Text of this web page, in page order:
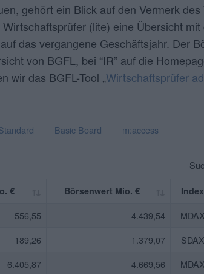
gehört ein Blick auf den Vermerk
(lite) eine Übersicht
das vergangene Geschäftsjahr. Der
von BGFL, bei “IR” auf die
wir das BGFL-Tool „Wirtschaftsprüfer
Basic Board m:access
€ Börsenwert Mio. € Index
556,55 4.439,54 MDAX
189,26 1.379,07 SDAX
6.405,87 4.669,56 MDAX